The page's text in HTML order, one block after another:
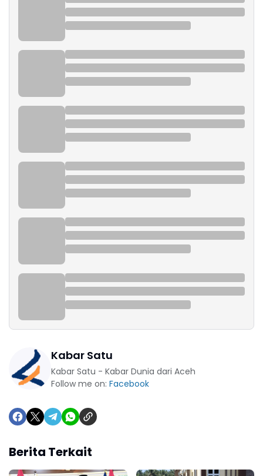
Kabar Satu
Kabar Satu - Kabar Dunia dari Aceh
Follow me on: Facebook
Berita Terkait